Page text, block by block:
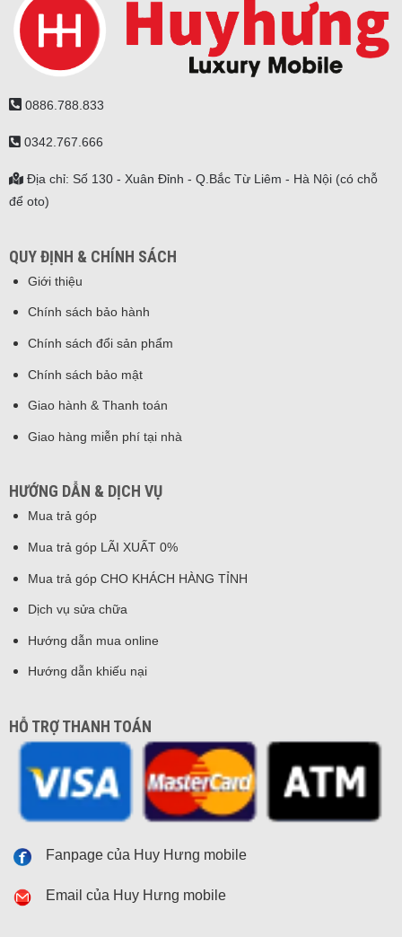
0886.788.833
0342.767.666
Địa chỉ: Số 130 - Xuân Đỉnh - Q.Bắc Từ Liêm - Hà Nội (có chỗ
để oto)
QUY ĐỊNH & CHÍNH SÁCH
Giới thiệu
Chính sách bảo hành
Chính sách đổi sản phẩm
Chính sách bảo mật
Giao hành & Thanh toán
Giao hàng miễn phí tại nhà
HƯỚNG DẪN & DỊCH VỤ
Mua trả góp
Mua trả góp LÃI XUẤT 0%
Mua trả góp CHO KHÁCH HÀNG TỈNH
Dịch vụ sửa chữa
Hướng dẫn mua online
Hướng dẫn khiếu nại
HỖ TRỢ THANH TOÁN
Fanpage của Huy Hưng mobile
Email của Huy Hưng mobile